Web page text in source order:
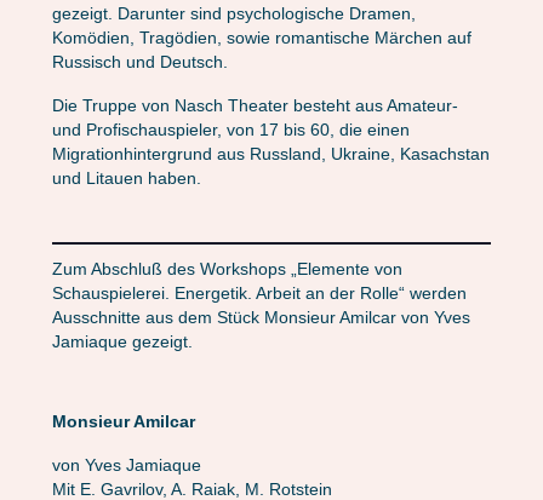
gezeigt. Darunter sind psychologische Dramen,
Komödien, Tragödien, sowie romantische Märchen auf
Russisch und Deutsch.
Die Truppe von Nasch Theater besteht aus Amateur-
und Profischauspieler, von 17 bis 60, die einen
Migrationhintergrund aus Russland, Ukraine, Kasachstan
und Litauen haben.
Zum Abschluß des Workshops „Elemente von
Schauspielerei. Energetik. Arbeit an der Rolle“ werden
Ausschnitte aus dem Stück Monsieur Amilcar von Yves
Jamiaque gezeigt.
Monsieur Amilcar
von Yves Jamiaque
Mit E. Gavrilov, A. Raiak, M. Rotstein